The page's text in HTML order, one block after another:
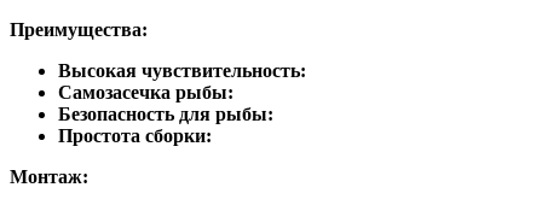
Преимущества:
Высокая чувствительность:
Самозасечка рыбы:
Безопасность для рыбы:
Простота сборки:
Монтаж: